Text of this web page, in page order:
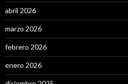
abril 2026
marzo 2026
febrero 2026
enero 2026